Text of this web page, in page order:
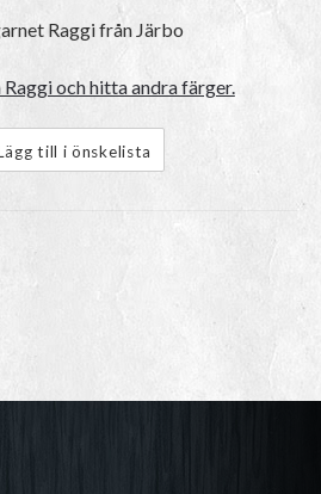
Raggifrån Järbo
och hitta andra färger.
till i önskelista